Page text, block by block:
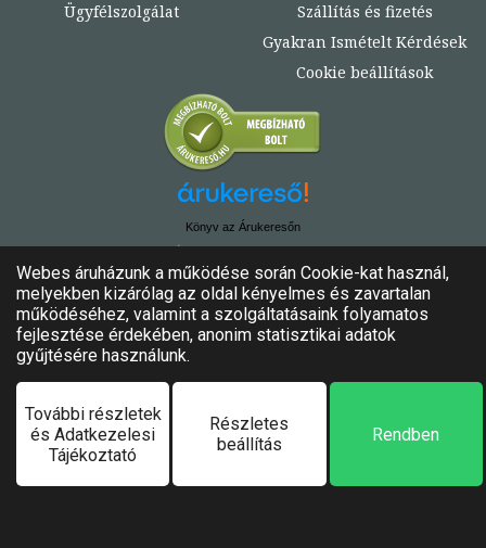
Ügyfélszolgálat
Szállítás és fizetés
Gyakran Ismételt Kérdések
Cookie beállítások
Könyv az Árukeresőn
Minden jog fenntartva!
Felhasználási feltételek